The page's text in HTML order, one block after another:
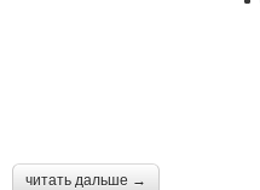
читать дальше →